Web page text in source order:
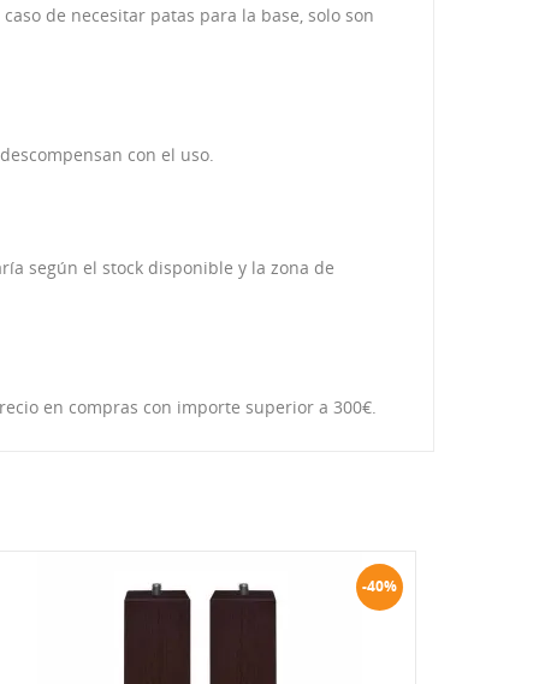
de necesitar patas para la base, solo son
con el uso.
según el stock disponible y la zona de
en compras con importe superior a 300€.
-40%